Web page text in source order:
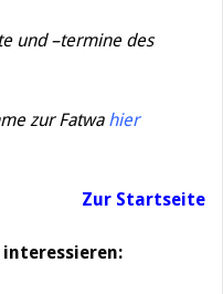
und –termine des
zur Fatwa hier
Zur Startseite
interessieren: